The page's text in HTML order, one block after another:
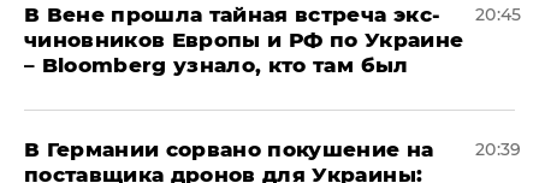
В Вене прошла тайная встреча экс-
чиновников Европы и РФ по Украине
– Bloomberg узнало, кто там был
20:45
​В Германии сорвано покушение на
поставщика дронов для Украины:
20:39